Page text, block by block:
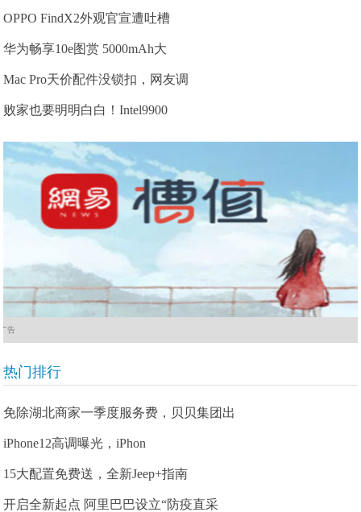
OPPO FindX2外观官宣遭吐槽
华为畅享10e图赏 5000mAh大
Mac Pro天价配件没锁扣，网友调
败家也要明明白白！Intel9900
广告
热门排行
免除湖北商家一季度服务费，贝贝集团出
iPhone12高调曝光，iPhon
15大配置免费送，全新Jeep+指南
开启全新起点 阿里巴巴设立“防疫直采